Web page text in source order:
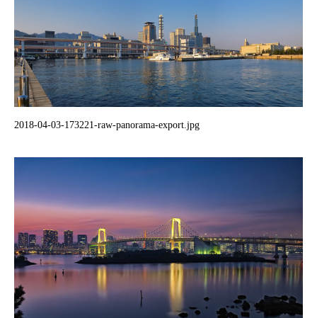
2018-04-03-173221-raw-panorama-export.jpg